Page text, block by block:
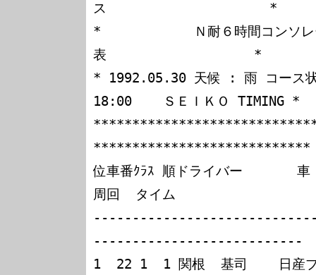
ス                     *
*            Ｎ耐６時間コンソレー
表                   *
* 1992.05.30 天候 : 雨 コー
18:00    ＳＥＩＫＯ TIMING *
****************************
位車番ｸﾗｽ 順ドライバー
周回  タイム
---------------------------
1  22 1  1 関根  基司    日産プ